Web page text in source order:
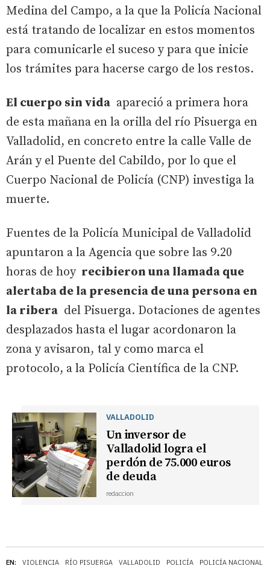
EN: VIOLENCIA RÍO PISUERGA VALLADOLID POLICÍA POLICÍA NACIONAL
Medina del Campo, a la que la Policía Nacional
está tratando de localizar en estos momentos
para comunicarle el suceso y para que inicie
los trámites para hacerse cargo de los restos.
El cuerpo sin vida apareció a primera hora
de esta mañana en la orilla del río Pisuerga en
Valladolid, en concreto entre la calle Valle de
Arán y el Puente del Cabildo, por lo que el
Cuerpo Nacional de Policía (CNP) investiga la
muerte.
Fuentes de la Policía Municipal de Valladolid
apuntaron a la Agencia que sobre las 9.20
horas de hoy recibieron una llamada que
alertaba de la presencia de una persona en
la ribera del Pisuerga. Dotaciones de agentes
desplazados hasta el lugar acordonaron la
zona y avisaron, tal y como marca el
protocolo, a la Policía Científica de la CNP.
VALLADOLID
Un inversor de
Valladolid logra el
perdón de 75.000 euros
de deuda
redaccion